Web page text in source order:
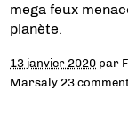
mega feux
planète.
13 janvier 2020 par
Marsaly 23